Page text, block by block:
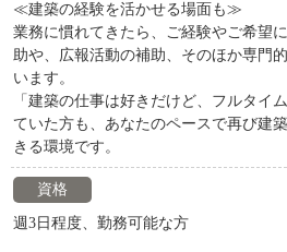
≪建築の経験を活かせる場面も≫
業務に慣れてきたら、ご経験やご希望
助や、広報活動の補助、そのほか専門
います。
「建築の仕事は好きだけど、フルタイ
ていた方も、あなたのペースで再び建
きる環境です。
資格
週3日程度、勤務可能な方